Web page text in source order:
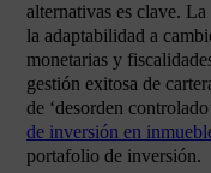
alternativas es clave.
la adaptabilidad a
monetarias y
gestión exitosa de
de ‘desorden
de inversión en
portafolio de inversión.